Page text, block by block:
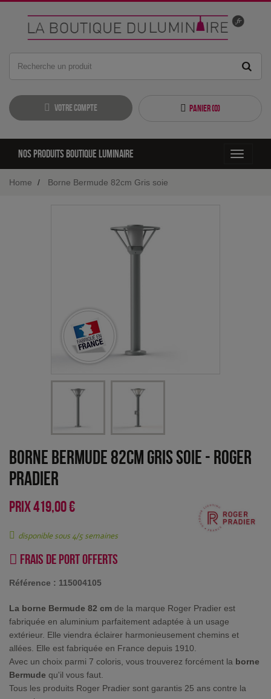
Votre compte Panier (0)
Toggle
Nos produits boutique luminaire
Home Borne Bermude 82cm Gris soie
Borne Bermude 82cm Gris soie - Roger
Pradier
PRIX419,00 €
disponible sous 4/5 semaines
Frais de port offerts
Référence : 115004105
La borne Bermude 82 cm de la marque Roger Pradier est
fabriquée en aluminium parfaitement adaptée à un usage
extérieur. Elle viendra éclairer harmonieusement chemins et
allées. Elle est fabriquée en France depuis 1910.
Avec un choix parmi 7 coloris, vous trouverez forcément la borne
Bermude qu'il vous faut.
Tous les produits Roger Pradier sont garantis 25 ans contre la